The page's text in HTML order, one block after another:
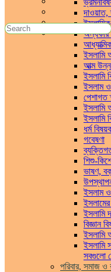
ইসলামিক
ইসলামি
আত্ম
ইসলামি
ইসলাম ও
পেশাগত
ইসলামি
ইসলামি
ধর্ম
গবেষণা
শিশু-
ভাষণ,
ইসলাম ও
ইসলামি
বিজ্ঞান
ইসলামি
ইসলামি
সবগুলো
পরিবার, সমাজ ও